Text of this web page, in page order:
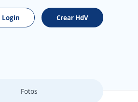
Login Crear HdV
Fotos